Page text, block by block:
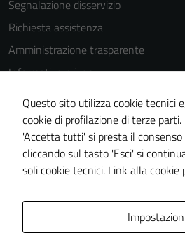
Segnalazione disservizio
Richiesta assistenza
Amministrazione trasparente
Informativa privacy
Cookie Policy
Note legali
Dichiarazione di accessibilità
Piano di miglioramento del sito
Questo sito utilizza cookie tecnici
cookie di profilazione di terze
'Accetta tutti' si presta il
cliccando sul tasto 'Esci' si
soli cookie tecnici. Link alla cookie